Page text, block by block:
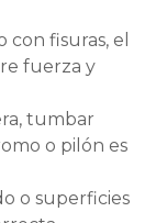
fisuras, el
fuerza y
tumbar
o pilón es
o superficies